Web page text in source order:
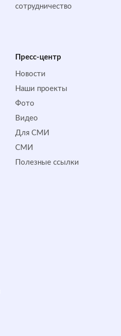
сотрудничество
Пресс-центр
Новости
Наши проекты
Фото
Видео
Для СМИ
СМИ
Полезные ссылки